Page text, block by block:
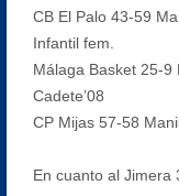
CB El Palo 43-59
Infantil fem.
Málaga Basket 25-9
Cadete’08
CP Mijas 57-58
En cuanto al Jimera